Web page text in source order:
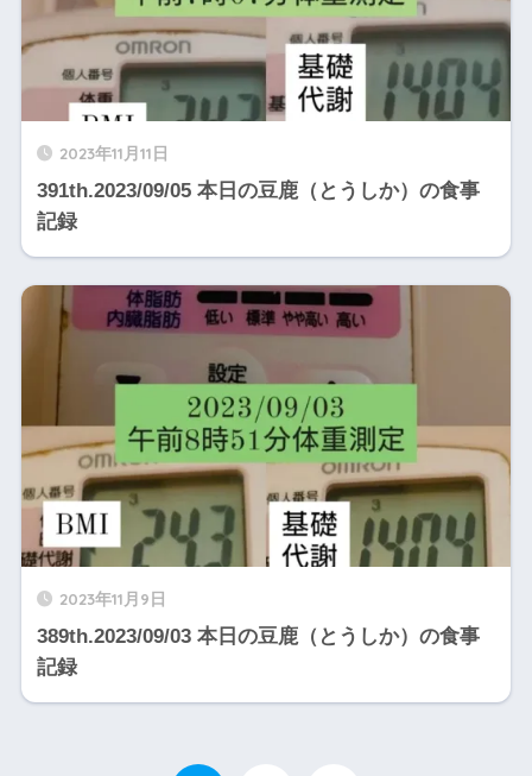
2023年11月11日
391th.2023/09/05 本日の豆鹿（とうしか）の食事
記録
2023年11月9日
389th.2023/09/03 本日の豆鹿（とうしか）の食事
記録